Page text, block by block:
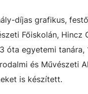
díjas grafikus,
Főiskolán,
óta egyetemi
és Művészeti
is készített.